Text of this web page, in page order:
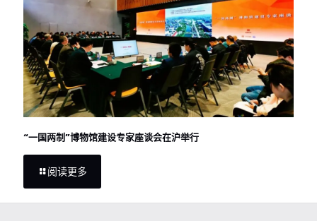
“一国两制”博物馆建设专家座谈会在沪举行
阅读更多